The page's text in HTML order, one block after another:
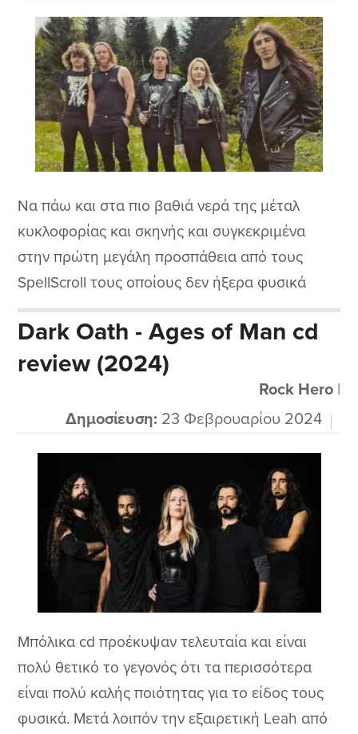
Να πάω και στα πιο βαθιά νερά της μέταλ
κυκλοφορίας και σκηνής και συγκεκριμένα
στην πρώτη μεγάλη προσπάθεια από τους
SpellScroll τους οποίους δεν ήξερα φυσικά
αλλά είναι κοντά μας σχετικά στην Κροατία
συγκεκριμένα και δεν έχω παρουσιάσει μπάντα
από εκεί μιας και είναι λίγες μάλλον που
βγαίνουν στο προσκήνιο. Είπα να δώσω στους
φίλους...
Dark Oath - Ages of Man cd
review (2024)
Rock Hero|
Δημοσίευση: 23 Φεβρουαρίου 2024
Μπόλικα cd προέκυψαν τελευταία και είναι
πολύ θετικό το γεγονός ότι τα περισσότερα
είναι πολύ καλής ποιότητας για το είδος τους
φυσικά. Μετά λοιπόν την εξαιρετική Leah από